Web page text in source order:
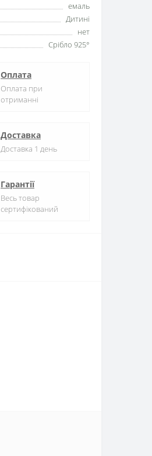
емаль
Дитині
нет
Срібло 925°
Оплата
Оплата при
отриманні
Доставка
Доставка 1 день
Гарантії
Весь товар
сертифікований